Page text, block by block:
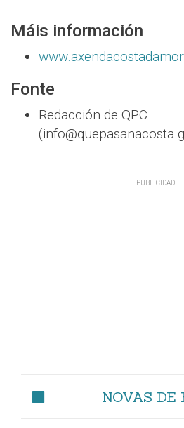
Máis información
Fonte
Redacción de QPC
NOVAS DE